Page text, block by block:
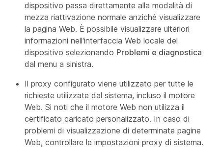
dispositivo passa direttamente alla modalità di
mezza riattivazione normale anziché visualizzare
la pagina Web. È possibile visualizzare ulteriori
informazioni nell'interfaccia Web locale del
dispositivo selezionando Problemi e diagnostica
dal menu a sinistra.
Il proxy configurato viene utilizzato per tutte le
richieste utilizzate dal sistema, incluso il motore
Web. Si noti che il motore Web non utilizza il
certificato caricato personalizzato. In caso di
problemi di visualizzazione di determinate pagine
Web, controllare le impostazioni proxy di sistema.